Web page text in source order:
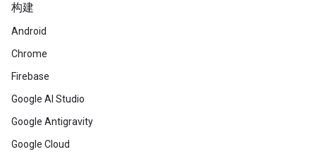
构建
Android
Chrome
Firebase
Google AI Studio
Google Antigravity
Google Cloud